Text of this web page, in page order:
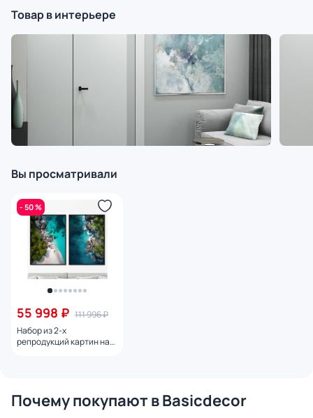
Товар в интерьере
Вы просматривали
- 50 %
55 998 ₽ 111 996 ₽
Набор из 2-х
репродукций картин на
Почему покупают в Basicdecor